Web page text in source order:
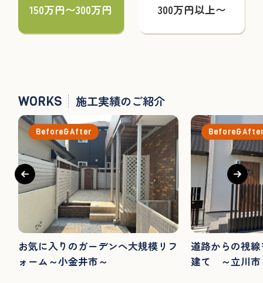
150万円〜300万円 300万円以上〜
WORKS 施工実績のご紹介
Before&After
お気に入りのガーデンへ大規模リフ
ォーム～小金井市～
道路からの視
建て ～立川市